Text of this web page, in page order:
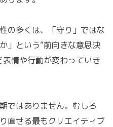
の多くは、「守り」ではな
」という“前向きな意思決
情や行動が変わっていき
ではありません。むしろ
直せる最もクリエイティブ